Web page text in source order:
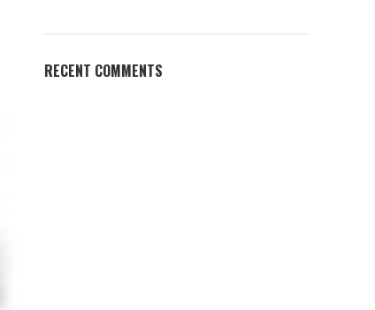
RECENT COMMENTS